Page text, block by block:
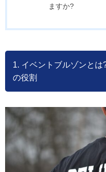
ますか?
1. イベントブルゾンと
の役割